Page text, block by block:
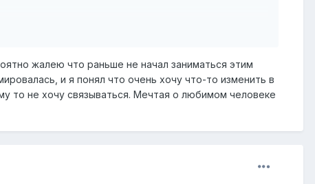
жалею что раньше не начал заниматься этим
и я понял что очень хочу что-то изменить в
то не хочу связываться. Мечтая о любимом человеке